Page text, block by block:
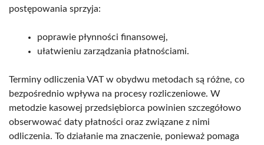
postępowania sprzyja:
poprawie płynności finansowej,
ułatwieniu zarządzania płatnościami.
Terminy odliczenia VAT w obydwu metodach są różne, co
bezpośrednio wpływa na procesy rozliczeniowe. W
metodzie kasowej przedsiębiorca powinien szczegółowo
obserwować daty płatności oraz związane z nimi
odliczenia. To działanie ma znaczenie, ponieważ pomaga